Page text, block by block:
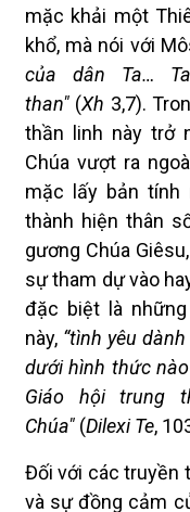
mặc khải một
khổ, mà nói với
của dân Ta…
than" (Xh 3,7).
thần linh này trở
Chúa vượt ra
mặc lấy bản tính
thành hiện thân
gương Chúa
sự tham dự vào
đặc biệt là
này, “tình yêu
dưới hình thức
Giáo hội trung
Chúa" (Dilexi Te,
Đối với các truyền
và sự đồng cảm